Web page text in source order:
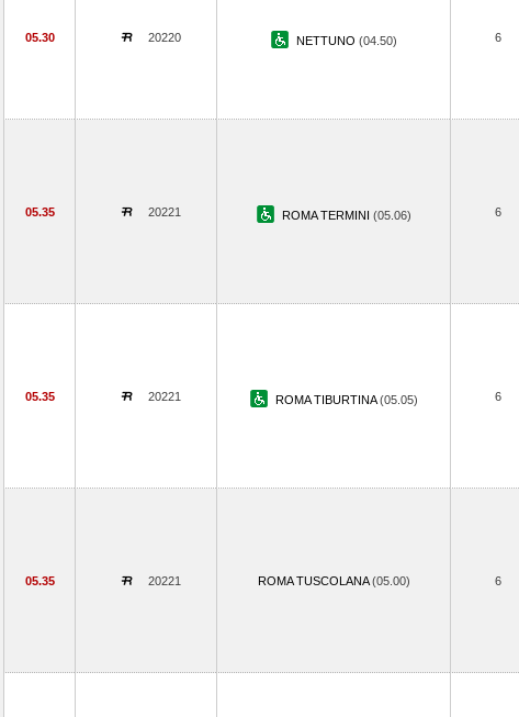
05.30 20220 NETTUNO (04.50) 6
05.35 20221 ROMA TERMINI (05.06) 6
05.35 20221 ROMA TIBURTINA(05.05) 6
05.35 20221 ROMA TUSCOLANA(05.00) 6